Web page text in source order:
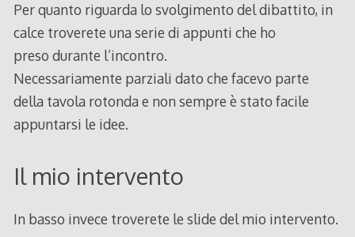
Per quanto riguarda lo svolgimento del dibattito, in
calce troverete una serie di appunti che ho
preso durante l’incontro.
Necessariamente parziali dato che facevo parte
della tavola rotonda e non sempre è stato facile
appuntarsi le idee.
Il mio intervento
In basso invece troverete le slide del mio intervento.